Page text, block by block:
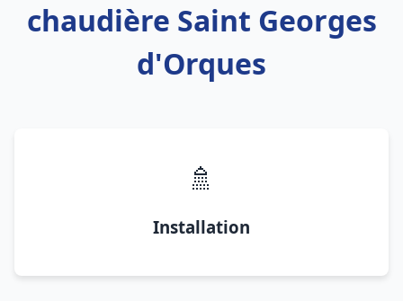
chaudière Saint Georges
d'Orques
🚿
Installation